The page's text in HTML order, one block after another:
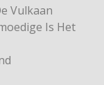
Vulkaan
Is Het